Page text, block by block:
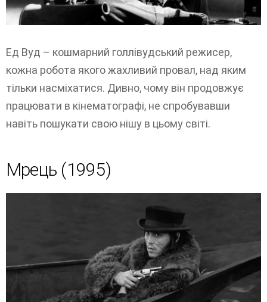
Ед Вуд – кошмарний голлівудський режисер,
кожна робота якого жахливий провал, над яким
тільки насміхатися. Дивно, чому він продовжує
працювати в кінематографі, не спробувавши
навіть пошукати свою нішу в цьому світі.
Мрець (1995)